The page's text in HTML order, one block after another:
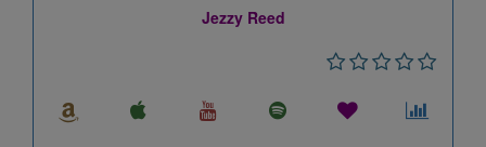
Jezzy Reed